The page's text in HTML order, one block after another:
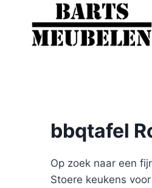
bbqtafel
Op zoek naar een
Stoere keukens